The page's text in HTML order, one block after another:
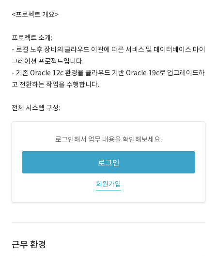
<프로젝트 개요>
프로젝트 소개:
- 로컬 노후 장비의 클라우드 이관에 따른 서비스 및 데이터베이스 마이
그레이션 프로젝트입니다.
- 기존 Oracle 12c 환경을 클라우드 기반 Oracle 19c로 업그레이드하
고 전환하는 작업을 수행합니다.
전체 시스템 구성:
로그인해서 업무 내용을 확인해보세요.
로그인
회원가입
근무 환경